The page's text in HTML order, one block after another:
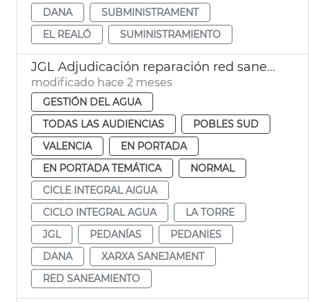
DANA
SUBMINISTRAMENT
EL REALÓ
SUMINISTRAMIENTO
JGL Adjudicación reparación red saneamiento La Torre
modificado hace 2 meses
GESTIÓN DEL AGUA
TODAS LAS AUDIENCIAS
POBLES SUD
VALENCIA
EN PORTADA
EN PORTADA TEMÁTICA
NORMAL
CICLE INTEGRAL AIGUA
CICLO INTEGRAL AGUA
LA TORRE
JGL
PEDANÍAS
PEDANIES
DANA
XARXA SANEJAMENT
RED SANEAMIENTO